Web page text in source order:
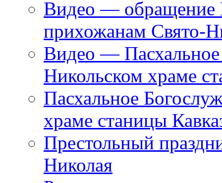
Видео — обращение
прихожанам Свято-
Видео — Пасхальное
Никольском храме
Пасхальное
храме станицы
Престольный
Николая